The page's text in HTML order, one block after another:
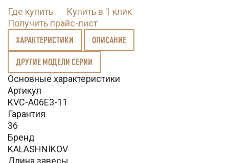
Где купить
Купить в 1 клик
Получить прайс-лист
ХАРАКТЕРИСТИКИ ОПИСАНИЕ
ДРУГИЕ МОДЕЛИ СЕРИИ
Основные характеристики
Артикул
KVC-A06E3-11
Гарантия
36
Бренд
KALASHNIKOV
Длина завесы